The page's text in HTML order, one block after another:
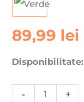
89,99 lei
Disponibilitate:
-
iPhone
16
Pro,
detasabil,
Protectie
+